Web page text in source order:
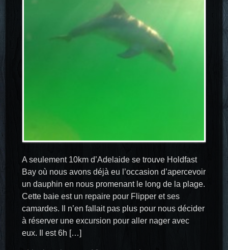
A seulement 10km d’Adelaide se trouve Holdfast
Bay où nous avons déjà eu l’occasion d’apercevoir
un dauphin en nous promenant le long de la plage.
Cette baie est un repaire pour Flipper et ses
camardes. Il n’en fallait pas plus pour nous décider
à réserver une excursion pour aller nager avec
eux. Il est 6h […]